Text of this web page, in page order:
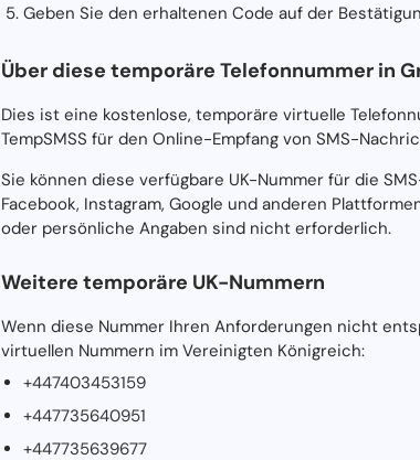
Geben Sie den erhaltenen Code auf der
Über diese temporäre Telefonnummer in
Dies ist eine kostenlose, temporäre virtuelle
TempSMSS für den Online-Empfang von SMS-
Sie können diese verfügbare UK-Nummer für die
Facebook, Instagram, Google und anderen
oder persönliche Angaben sind nicht erforderlich.
Weitere temporäre UK-Nummern
Wenn diese Nummer Ihren Anforderungen nicht
virtuellen Nummern im Vereinigten Königreich:
+447403453159
+447735640951
+447735639677